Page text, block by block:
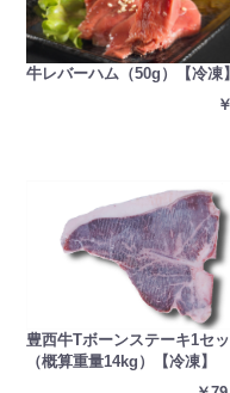
牛レバーハム（50g）【冷凍】
豊西牛Tボーンステーキ1セ
（概算重量14kg）【冷凍】